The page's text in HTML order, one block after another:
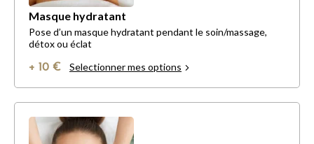
Masque hydratant
Pose d’un masque hydratant pendant le soin/massage,
détox ou éclat
+ 10 € Selectionner mes options